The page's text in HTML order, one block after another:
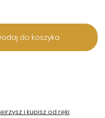
do koszyka
i kupisz od ręki